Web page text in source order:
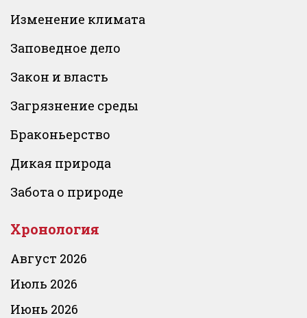
Изменение климата
Заповедное дело
Закон и власть
Загрязнение среды
Браконьерство
Дикая природа
Забота о природе
Хронология
Август 2026
Июль 2026
Июнь 2026